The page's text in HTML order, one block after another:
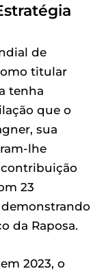
de
titular
tenha
que o
sua
lhe
23
da Raposa.
2023, o